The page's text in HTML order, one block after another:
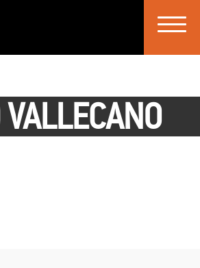
Toggle
VALLECANO